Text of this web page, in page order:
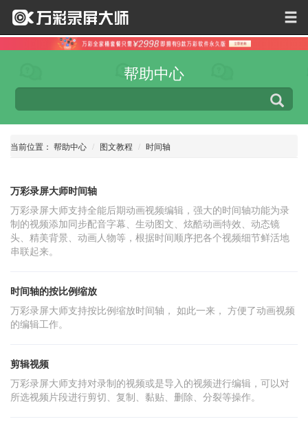
帮助中心
当前位置： 帮助中心 图文教程 时间轴
万彩录屏大师时间轴
万彩录屏大师支持全能后期动画视频编辑，强大的时间轴功能为录
制的视频添加同步配音字幕、生动图文、炫酷动画特效、动态镜
头、精美背景、动画人物等，根据时间顺序把各个视频细节鲜活地
串联起来。
时间轴的按比例缩放
万彩录屏大师支持按比例缩放时间轴， 如此一来， 方便了动画视频
的编辑工作。
剪辑视频
万彩录屏大师支持对录制的视频或是导入的视频进行编辑，可以对
所选视频片段进行剪切、复制、黏贴、删除、分裂等操作。